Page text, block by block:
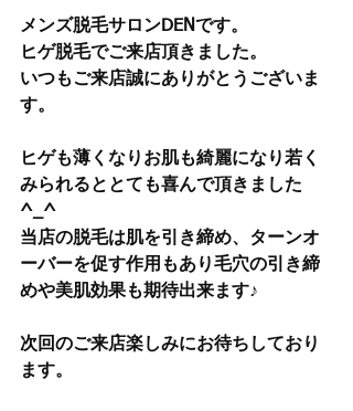
メンズ脱毛サロンDENです。
ヒゲ脱毛でご来店頂きました。
いつもご来店誠にありがとうございま
す。
ヒゲも薄くなりお肌も綺麗になり若く
みられるととても喜んで頂きました
^_^
当店の脱毛は肌を引き締め、ターンオ
ーバーを促す作用もあり毛穴の引き締
めや美肌効果も期待出来ます♪
次回のご来店楽しみにお待ちしており
ます。